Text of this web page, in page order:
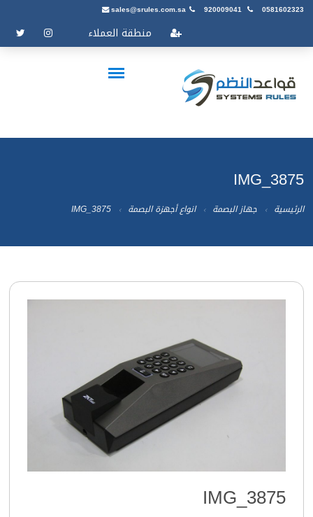
sales@srules.com.sa 920009041 0581602323
منطقة العملاء
IMG_3875
الرئيسية جهاز البصمة انواع أجهزة البصمة IMG_3875
IMG_3875